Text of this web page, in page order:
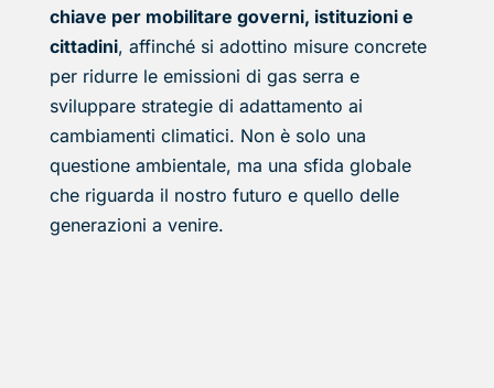
chiave per mobilitare governi, istituzioni e
cittadini, affinché si adottino misure concrete
per ridurre le emissioni di gas serra e
sviluppare strategie di adattamento ai
cambiamenti climatici. Non è solo una
questione ambientale, ma una sfida globale
che riguarda il nostro futuro e quello delle
generazioni a venire.